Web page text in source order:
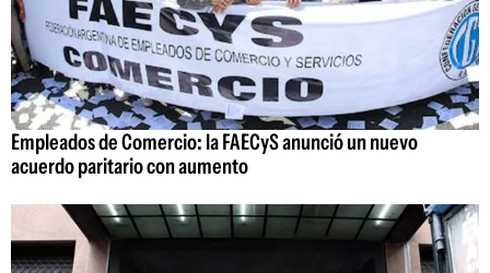
Empleados de Comercio: la FAECyS anunció un nuevo
acuerdo paritario con aumento